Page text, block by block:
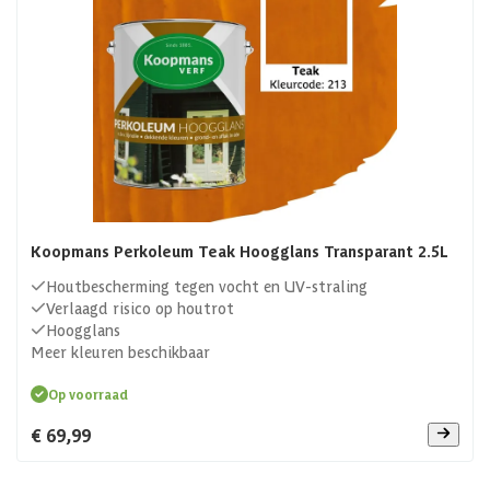
Koopmans Perkoleum Teak Hoogglans Transparant 2.5L
Houtbescherming tegen vocht en UV-straling
Verlaagd risico op houtrot
Hoogglans
Meer kleuren beschikbaar
Op voorraad
€ 69,99